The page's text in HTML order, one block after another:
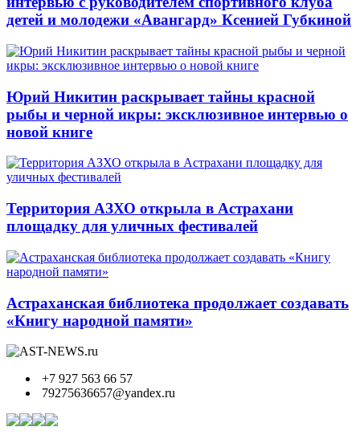
детей и молодежи «Авангард» Ксенией Губкиной
Юрий Никитин раскрывает тайны красной
рыбы и черной икры: эксклюзивное интервью о
новой книге
Территория АЗХО открыла в Астрахани
площадку для уличных фестивалей
Астраханская библиотека продолжает создавать
«Книгу народной памяти»
+7 927 563 66 57
79275636657@yandex.ru